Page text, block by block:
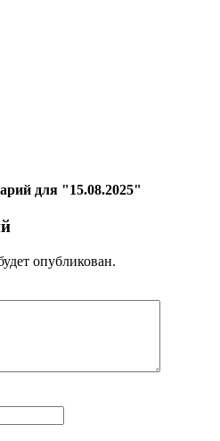
для "15.08.2025"
опубликован.